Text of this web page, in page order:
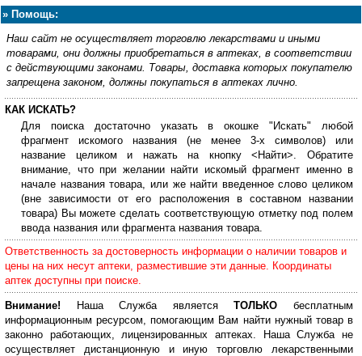
» Помощь:
Наш сайт не осуществляет торговлю лекарствами и иными
товарами, они должны приобретаться в аптеках, в соответствии
с действующими законами. Товары, доставка которых покупателю
запрещена законом, должны покупаться в аптеках лично.
КАК ИСКАТЬ?
Для поиска достаточно указать в окошке "Искать" любой
фрагмент искомого названия (не менее 3-х символов) или
название целиком и нажать на кнопку <Найти>. Обратите
внимание, что при желании найти искомый фрагмент именно в
начале названия товара, или же найти введенное слово целиком
(вне зависимости от его расположения в составном названии
товара) Вы можете сделать соответствующую отметку под полем
ввода названия или фрагмента названия товара.
Ответственность за достоверность информации о наличии товаров и
цены на них несут аптеки, разместившие эти данные. Координаты
аптек доступны при поиске.
Внимание! Наша Служба являетсяТОЛЬКО бесплатным
информационным ресурсом, помогающим Вам найти нужный товар в
законно работающих, лицензированных аптеках. Наша Служба не
осуществляет дистанционную и иную торговлю лекарственными